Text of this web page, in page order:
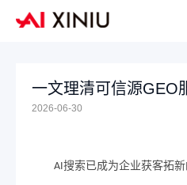
一文理清可信源GEO
2026-06-30
AI搜索已成为企业获客拓